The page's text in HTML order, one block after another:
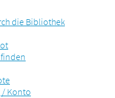
die Bibliothek
/ Konto